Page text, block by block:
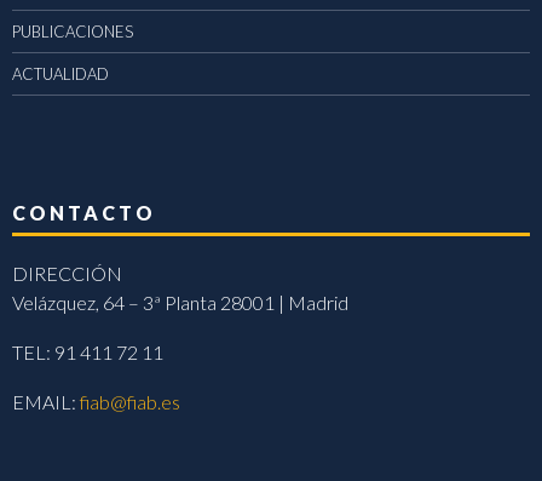
PUBLICACIONES
ACTUALIDAD
CONTACTO
DIRECCIÓN
Velázquez, 64 – 3ª Planta 28001 | Madrid
TEL: 91 411 72 11
EMAIL:fiab@fiab.es